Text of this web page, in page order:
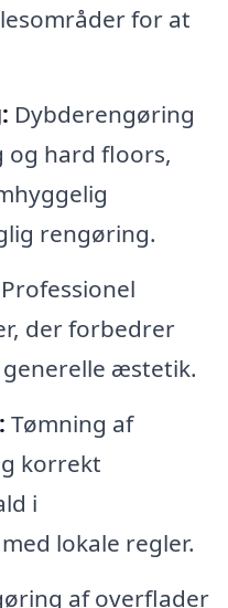
for at
Dybderengøring
hard floors,
rengøring.
Professionel
der forbedrer
æstetik.
Tømning af
korrekt
i
lokale regler.
af overflader